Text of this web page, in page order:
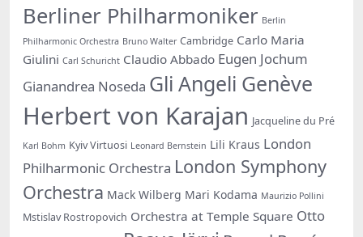
Berliner Philharmoniker Berlin
Philharmonic Orchestra Bruno Walter Cambridge Carlo Maria
Giulini Carl Schuricht Claudio Abbado Eugen Jochum
Gianandrea Noseda Gli Angeli Genève
Herbert von Karajan Jacqueline du Pré
Karl Bohm Kyiv Virtuosi Leonard Bernstein Lili Kraus London
Philharmonic Orchestra London Symphony
Orchestra Mack Wilberg Mari Kodama Maurizio Pollini
Mstislav Rostropovich Orchestra at Temple Square Otto